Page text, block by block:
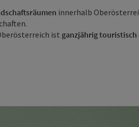
innerhalb
ist ganzjährig